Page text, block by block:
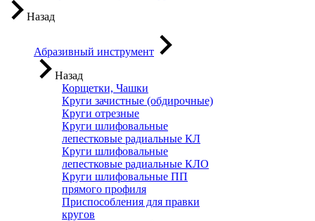
Назад
Абразивный инструмент
Назад
Корщетки, Чашки
Круги зачистные (обдирочные)
Круги отрезные
Круги шлифовальные
лепестковые радиальные КЛ
Круги шлифовальные
лепестковые радиальные КЛО
Круги шлифовальные ПП
прямого профиля
Приспособления для правки
кругов